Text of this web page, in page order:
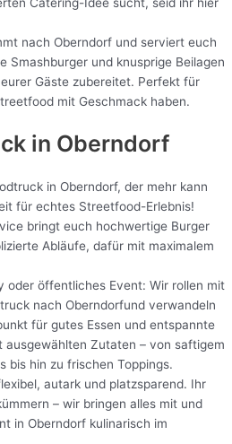
nach Oberndorf und serviert euch
Smashburger und knusprige Beilagen
Gäste zubereitet. Perfekt für
mit Geschmack haben.
in Oberndorf
in Oberndorf, der mehr kann
für echtes Streetfood-Erlebnis!
bringt euch hochwertige Burger
Abläufe, dafür mit maximalem
oder öffentliches Event: Wir rollen mit
nach Oberndorfund verwandeln
für gutes Essen und entspannte
ausgewählten Zutaten – von saftigem
bis hin zu frischen Toppings.
autark und platzsparend. Ihr
– wir bringen alles mit und
in Oberndorf kulinarisch im